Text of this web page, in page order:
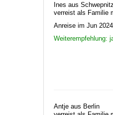
Ines aus Schwepnitz
verreist als Familie
Anreise im Jun 2024
Weiterempfehlung:
Antje aus Berlin